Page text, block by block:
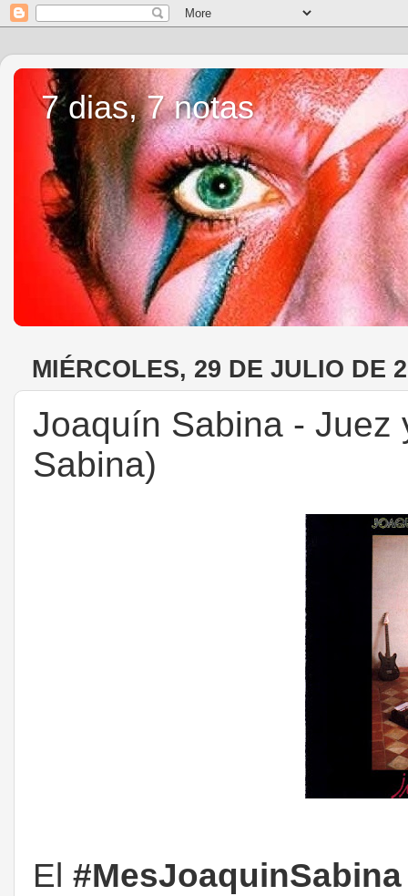
7 dias, 7 notas
MIÉRCOLES, 29 DE JULIO DE
Joaquín Sabina - Juez
Sabina)
El #MesJoaquinSabina